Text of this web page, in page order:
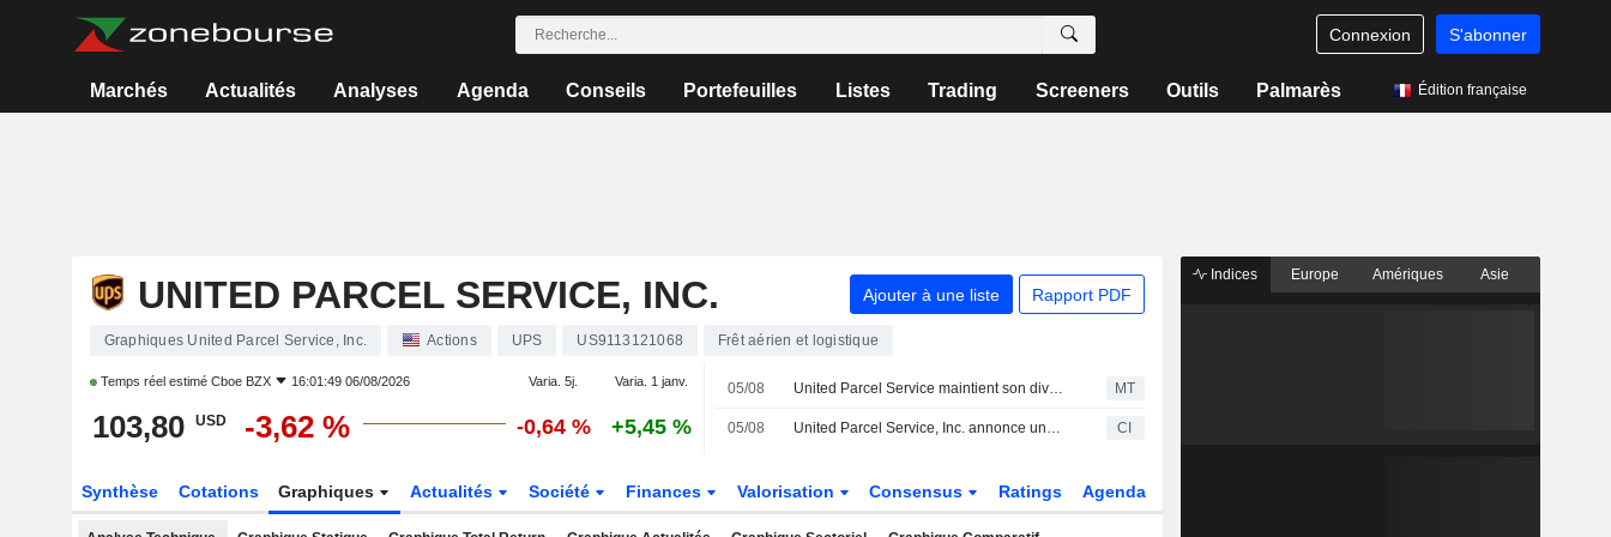
Connexion S'abonner
Marchés Actualités Analyses Agenda Conseils Portefeuilles Listes Trading Screeners Outils Palmarès Édition française
UNITED PARCEL SERVICE, INC. Ajouter à une liste Rapport PDF
Graphiques United Parcel Service, Inc. Actions UPS US9113121068 Frêt aérien et logistique
Temps réel estimé Cboe BZX 16:01:49 06/08/2026 Varia. 5j. Varia. 1 janv.
103,80 USD -3,62 % -0,64 % +5,45 %
05/08 United Parcel Service maintient son dividende trimestriel à 1,64 dollar par action, payable le 3 septembre aux actionnaires inscrits au 17 août MT
05/08 United Parcel Service, Inc. annonce un dividende trimestriel sur l'ensemble des actions de classe A et de classe B, payable le 3 septembre 2026 CI
Synthèse Cotations Graphiques Actualités Société Finances Valorisation Consensus Ratings Agenda
Indices Europe Amériques Asie